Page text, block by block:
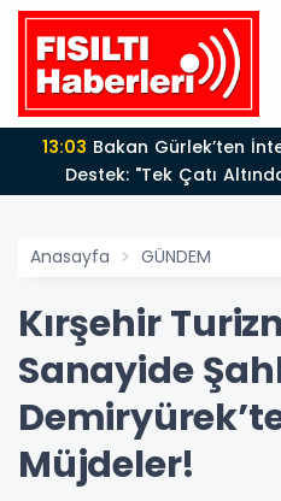
13:03
Destek: "Tek Çatı
Anasayfa GÜNDEM
Kırşehir
Sanayide
Müjdeler!